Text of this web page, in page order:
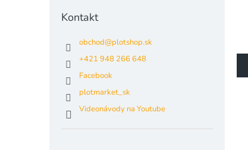
Kontakt
obchod@plotshop.sk
+421 948 266 648
Facebook
plotmarket_sk
Videonávody na Youtube